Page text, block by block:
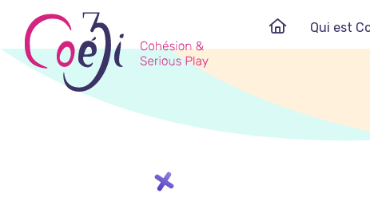
content
Qui est